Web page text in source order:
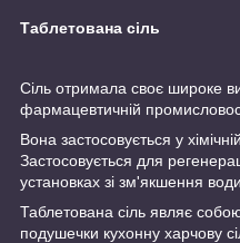
Таблетована сіль
Сіль отримала своє широке
фармацевтичній
Вона застосовується у
Застосовується для
установках зі зм'якшення води.
Таблетована сіль являє
подушечки кухонну харчову